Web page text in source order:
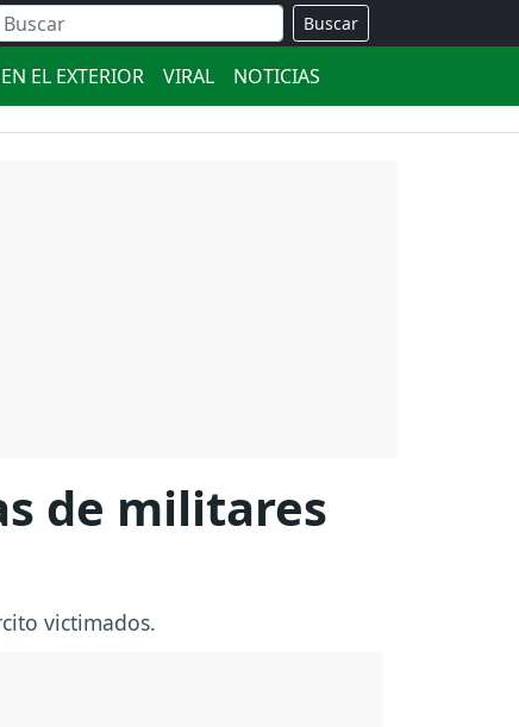
Buscar
EL EXTERIOR VIRAL NOTICIAS
de militares
victimados.